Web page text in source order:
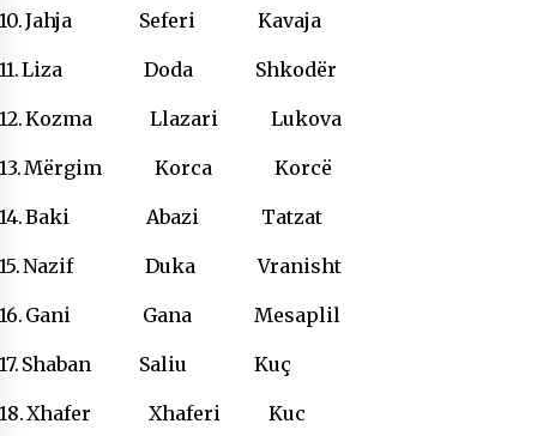
EDHE SI NJË BANOR I PËRKOHSHËM I TIJ”
12/09/2025
06/02/2025
Jahja Seferi Kavaja
Liza Doda Shkodër
Kozma Llazari Lukova
Mërgim Korca Korcë
Baki Abazi Tatzat
Nazif Duka Vranisht
Gani Gana Mesaplil
Shaban Saliu Kuç
Xhafer Xhaferi Kuc